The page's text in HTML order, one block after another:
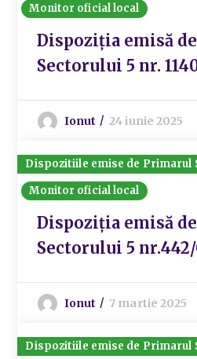
Monitor oficial local
Dispoziția emisă
Sectorului 5 nr.
Ionut 24 iunie 2025
Dispozitiile emise de Primarul
Monitor oficial local
Dispoziția emisă
Sectorului 5 nr.442/
Ionut 7 martie 2025
Dispozitiile emise de Primarul